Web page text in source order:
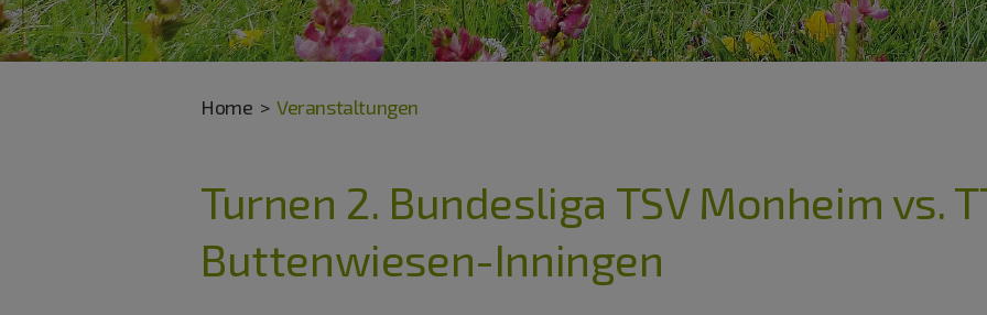
Home Veranstaltungen
Turnen 2. Bundesliga TSV Monheim vs.
Buttenwiesen-Inningen